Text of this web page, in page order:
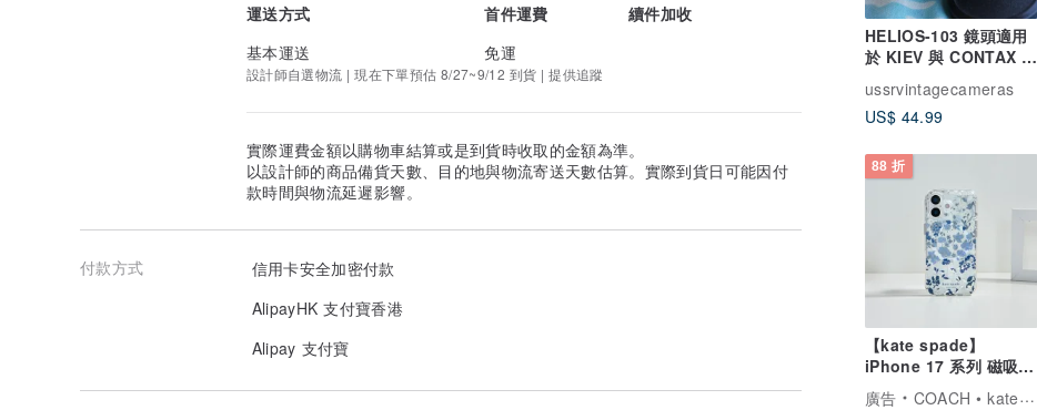
HELIOS-103 鏡頭適用
於 KIEV 與 CONTAX 測
ussrvintagecameras
US$ 44.99
88 折
【kate spade】
iPhone 17 系列 磁吸防
摔手機殼 皇室藍
廣告
COACH • kate spade 數位精品
運送方式 首件運費
續件加收
基本運送
免運
設計師自選物流 | 現在下單預估 8/27~9/12 到貨 | 提供追蹤
實際運費金額以購物車結算或是到貨時收取的金額為準。
以設計師的商品備貨天數、目的地與物流寄送天數估算。實際到貨日可能因付
款時間與物流延遲影響。
付款方式
信用卡安全加密付款
AlipayHK 支付寶香港
Alipay 支付寶